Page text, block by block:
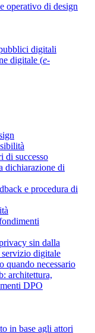
operativo di design
digitali
digitale (e-
di successo
dichiarazione di
e procedura di
sin dalla
digitale
quando necessario
architettura,
DPO
in base agli attori